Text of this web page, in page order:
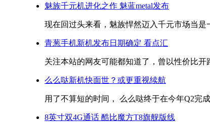
魅族千元机进化之作 魅蓝metal发布
现在回过头来看，魅族悍然迈入千元市场当是
青葱手机新机发布日期确定 看点汇
关注本站的网友可能都知道了，曾以性价比开
么么哒新机快面世？或更重视续航
用了不算短的时间， 么么哒终于在今年Q2完
8英寸双4G通话 酷比魔方T8旗舰版线